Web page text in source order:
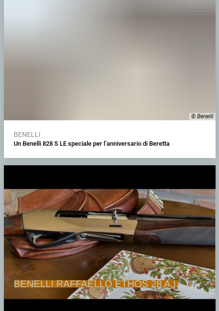
© Benelli
BENELLI
Un Benelli 828 S LE speciale per l’anniversario di Beretta